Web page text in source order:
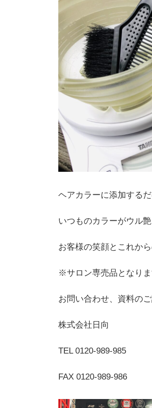
ヘアカラーに添加する
いつものカラーがウル
お客様の笑顔とこれか
※サロン専売品となりま
お問い合わせ、資料の
株式会社日向
TEL 0120-989-985
FAX 0120-989-986